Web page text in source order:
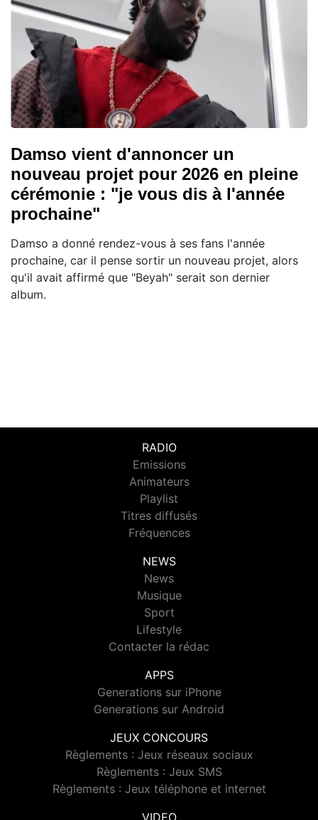
Damso vient d'annoncer un
nouveau projet pour 2026 en pleine
cérémonie : "je vous dis à l'année
prochaine"
Damso a donné rendez-vous à ses fans l'année
prochaine, car il pense sortir un nouveau projet, alors
qu'il avait affirmé que "Beyah" serait son dernier
album.
RADIO
Emissions
Animateurs
Playlist
Titres diffusés
Fréquences
NEWS
News
Musique
Sport
Lifestyle
Contacter la rédac
APPS
Generations sur iPhone
Generations sur Android
JEUX CONCOURS
Règlements : Jeux réseaux sociaux
Règlements : Jeux SMS
Règlements : Jeux téléphone et internet